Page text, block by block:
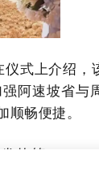
式上介绍，
阿速坡省与
畅便捷。
第950/